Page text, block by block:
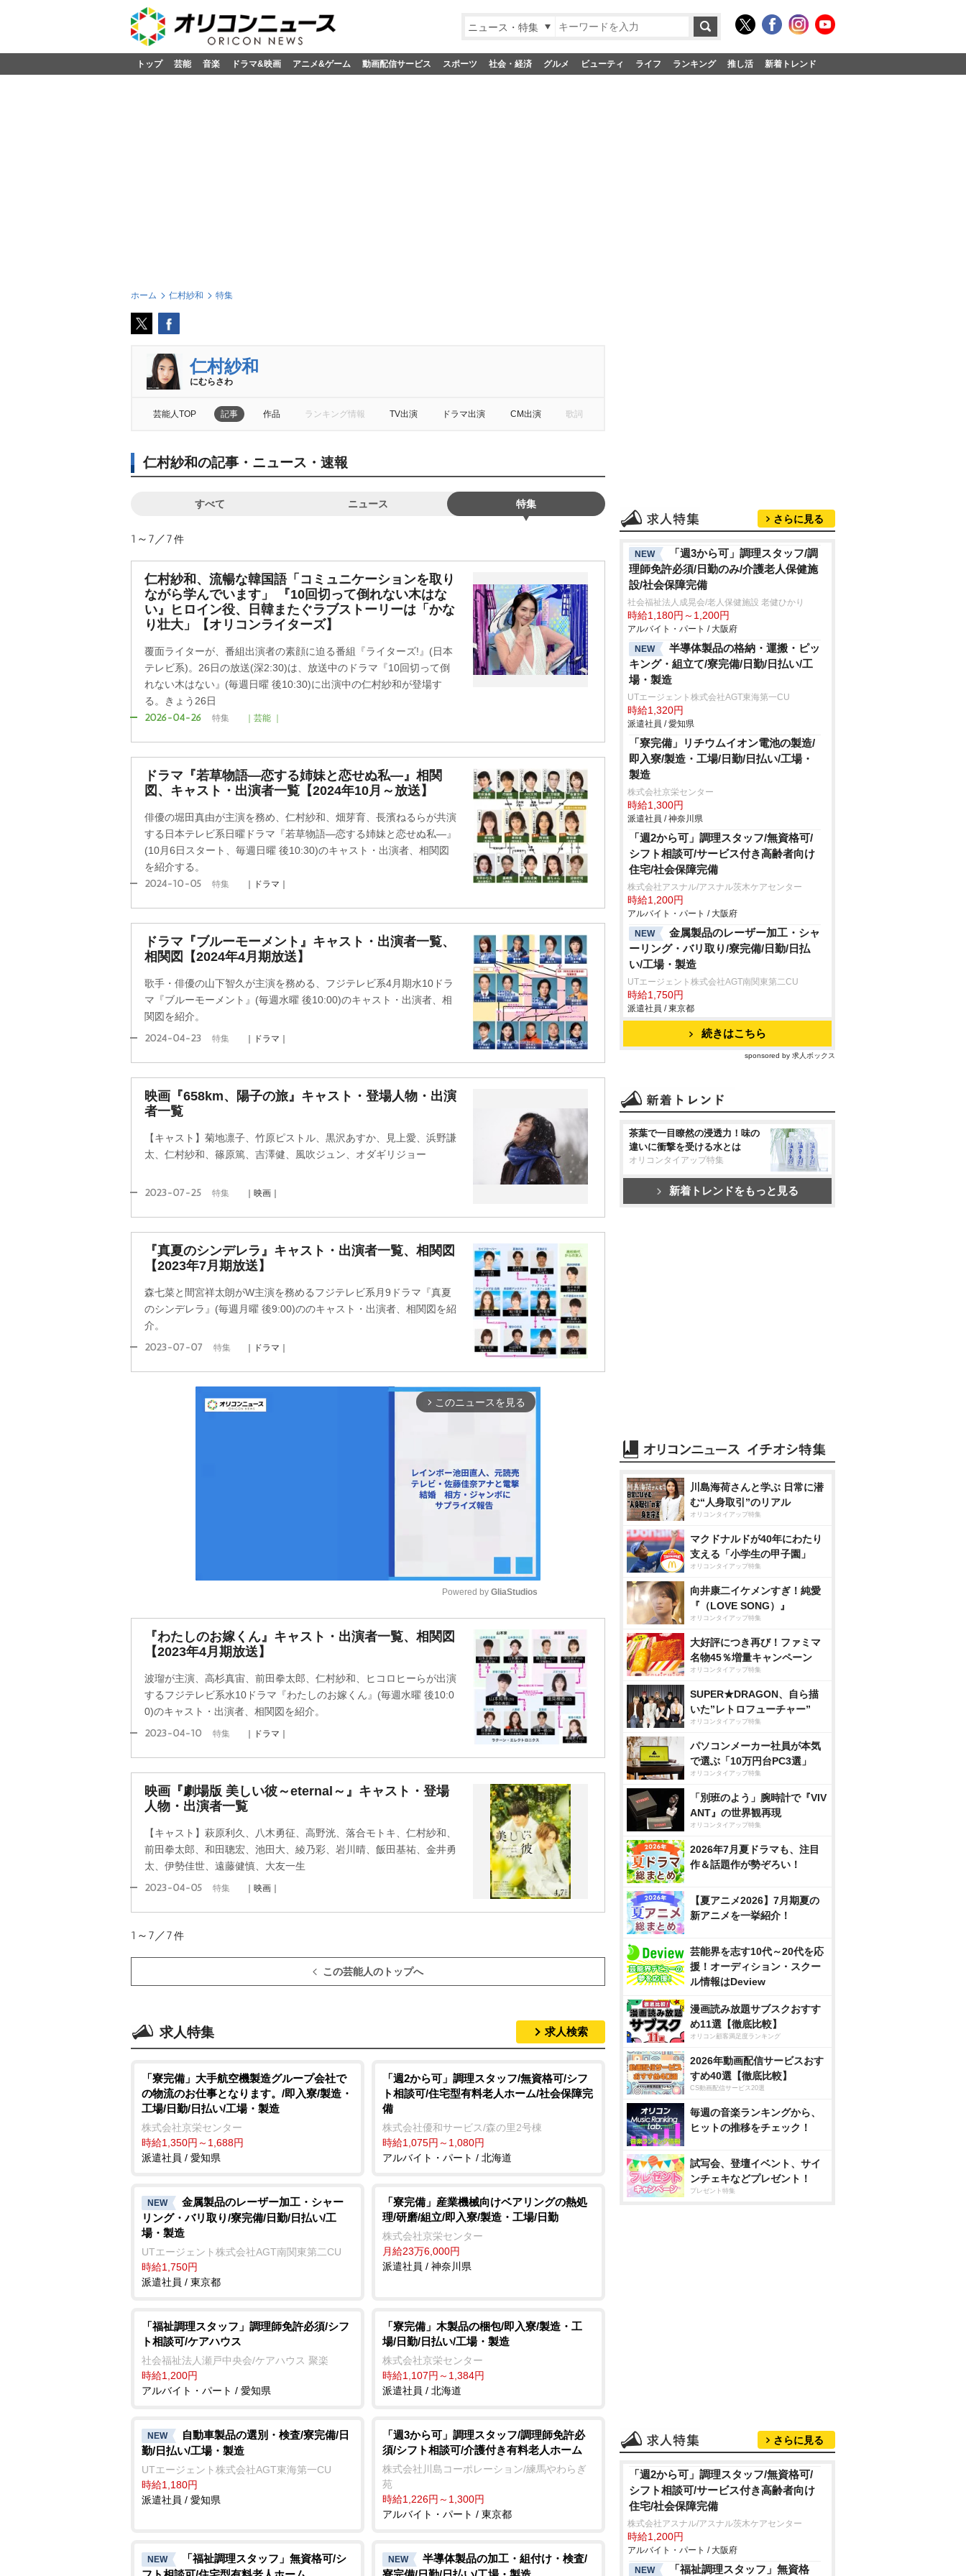
ニュース・特集
トップ 芸能 音楽 ドラマ&映画 アニメ&ゲーム 動画配信サービス スポーツ 社会・経済 グルメ ビューティ ライフ ランキング 推し活 新着トレンド
ホーム 仁村紗和 特集
仁村紗和
にむらさわ
芸能人TOP 記事 作品 ランキング情報 TV出演 ドラマ出演 CM出演 歌詞
仁村紗和の記事・ニュース・速報
すべて ニュース 特集
1～7／7件
仁村紗和、流暢な韓国語「コミュニケーションを取り
ながら学んでいます」 『10回切って倒れない木はな
い』ヒロイン役、日韓またぐラブストーリーは「かな
り壮大」【オリコンライターズ】
覆面ライターが、番組出演者の素顔に迫る番組『ライターズ!』(日本
テレビ系)。26日の放送(深2:30)は、放送中のドラマ『10回切って倒
れない木はない』(毎週日曜 後10:30)に出演中の仁村紗和が登場す
る。きょう26日
2026-04-26 特集 ｜芸能 ｜
ドラマ『若草物語―恋する姉妹と恋せぬ私―』相関
図、キャスト・出演者一覧【2024年10月～放送】
俳優の堀田真由が主演を務め、仁村紗和、畑芽育、長濱ねるらが共演
する日本テレビ系日曜ドラマ『若草物語―恋する姉妹と恋せぬ私―』
(10月6日スタート、毎週日曜 後10:30)のキャスト・出演者、相関図
を紹介する。
2024-10-05 特集 ｜ドラマ｜
ドラマ『ブルーモーメント』キャスト・出演者一覧、
相関図【2024年4月期放送】
歌手・俳優の山下智久が主演を務める、フジテレビ系4月期水10ドラ
マ『ブルーモーメント』(毎週水曜 後10:00)のキャスト・出演者、相
関図を紹介。
2024-04-23 特集 ｜ドラマ｜
映画『658km、陽子の旅』キャスト・登場人物・出演
者一覧
【キャスト】菊地凛子、竹原ピストル、黒沢あすか、見上愛、浜野謙
太、仁村紗和、篠原篤、吉澤健、風吹ジュン、オダギリジョー
2023-07-25 特集 ｜映画｜
『真夏のシンデレラ』キャスト・出演者一覧、相関図
【2023年7月期放送】
森七菜と間宮祥太朗がW主演を務めるフジテレビ系月9ドラマ『真夏
のシンデレラ』(毎週月曜 後9:00)ののキャスト・出演者、相関図を紹
介。
2023-07-07 特集 ｜ドラマ｜
arrow_forward_ios このニュースを見る
M
u
t
Powered by GliaStudios
『わたしのお嫁くん』キャスト・出演者一覧、相関図
【2023年4月期放送】
波瑠が主演、高杉真宙、前田拳太郎、仁村紗和、ヒコロヒーらが出演
するフジテレビ系水10ドラマ『わたしのお嫁くん』(毎週水曜 後10:0
0)のキャスト・出演者、相関図を紹介。
2023-04-10 特集 ｜ドラマ｜
映画『劇場版 美しい彼～eternal～』キャスト・登場
人物・出演者一覧
【キャスト】萩原利久、八木勇征、高野洸、落合モトキ、仁村紗和、
前田拳太郎、和田聰宏、池田大、綾乃彩、岩川晴、飯田基祐、金井勇
太、伊勢佳世、遠藤健慎、大友一生
2023-04-05 特集 ｜映画｜
1～7／7件
この芸能人のトップへ
求人特集 求人検索
「寮完備」大手航空機製造グループ会社で
の物流のお仕事となります。/即入寮/製造・
工場/日勤/日払い/工場・製造
株式会社京栄センター
時給1,350円～1,688円
派遣社員 / 愛知県
「週2から可」調理スタッフ/無資格可/シフ
ト相談可/住宅型有料老人ホーム/社会保障完
備
株式会社優和サービス/森の里2号棟
時給1,075円～1,080円
アルバイト・パート / 北海道
NEW
金属製品のレーザー加工・シャー
リング・バリ取り/寮完備/日勤/日払い/工
場・製造
UTエージェント株式会社AGT南関東第二CU
時給1,750円
派遣社員 / 東京都
「寮完備」産業機械向けベアリングの熱処
理/研磨/組立/即入寮/製造・工場/日勤
株式会社京栄センター
月給23万6,000円
派遣社員 / 神奈川県
「福祉調理スタッフ」調理師免許必須/シフ
ト相談可/ケアハウス
社会福祉法人瀬戸中央会/ケアハウス 聚楽
時給1,200円
アルバイト・パート / 愛知県
「寮完備」木製品の梱包/即入寮/製造・工
場/日勤/日払い/工場・製造
株式会社京栄センター
時給1,107円～1,384円
派遣社員 / 北海道
NEW
自動車製品の選別・検査/寮完備/日
勤/日払い/工場・製造
UTエージェント株式会社AGT東海第一CU
時給1,180円
派遣社員 / 愛知県
「週3から可」調理スタッフ/調理師免許必
須/シフト相談可/介護付き有料老人ホーム
株式会社川島コーポレーション/練馬やわらぎ
苑
時給1,226円～1,300円
アルバイト・パート / 東京都
NEW
「福祉調理スタッフ」無資格可/シ
NEW
半導体製品の加工・組付け・検査/
さらに見る
NEW
「週3から可」調理スタッフ/調
理師免許必須/日勤のみ/介護老人保健施
設/社会保障完備
社会福祉法人成晃会/老人保健施設 老健ひかり
時給1,180円～1,200円
アルバイト・パート / 大阪府
NEW
半導体製品の格納・運搬・ピッ
キング・組立て/寮完備/日勤/日払い/工
場・製造
UTエージェント株式会社AGT東海第一CU
時給1,320円
派遣社員 / 愛知県
「寮完備」リチウムイオン電池の製造/
即入寮/製造・工場/日勤/日払い/工場・
製造
株式会社京栄センター
時給1,300円
派遣社員 / 神奈川県
「週2から可」調理スタッフ/無資格可/
シフト相談可/サービス付き高齢者向け
住宅/社会保障完備
株式会社アスナル/アスナル茨木ケアセンター
時給1,200円
アルバイト・パート / 大阪府
NEW
金属製品のレーザー加工・シャ
ーリング・バリ取り/寮完備/日勤/日払
い/工場・製造
UTエージェント株式会社AGT南関東第二CU
時給1,750円
派遣社員 / 東京都
続きはこちら
sponsored by 求人ボックス
茶葉で一目瞭然の浸透力！味の
違いに衝撃を受ける水とは
オリコンタイアップ特集
新着トレンドをもっと見る
川島海荷さんと学ぶ 日常に潜
む“人身取引”のリアル
オリコンタイアップ特集
マクドナルドが40年にわたり
支える「小学生の甲子園」
オリコンタイアップ特集
向井康二イケメンすぎ！純愛
『（LOVE SONG）』
オリコンタイアップ特集
大好評につき再び！ファミマ
名物45％増量キャンペーン
オリコンタイアップ特集
SUPER★DRAGON、自ら描
いた”レトロフューチャー”
オリコンタイアップ特集
パソコンメーカー社員が本気
で選ぶ「10万円台PC3選」
オリコンタイアップ特集
「別班のよう」腕時計で『VIV
ANT』の世界観再現
オリコンタイアップ特集
2026年7月夏ドラマも、注目
作＆話題作が勢ぞろい！
【夏アニメ2026】7月期夏の
新アニメを一挙紹介！
芸能界を志す10代～20代を応
援！オーディション・スクー
ル情報はDeview
漫画読み放題サブスクおすす
め11選【徹底比較】
オリコン顧客満足度ランキング
2026年動画配信サービスおす
すめ40選【徹底比較】
CS動画配信サービス20選
毎週の音楽ランキングから、
ヒットの推移をチェック！
試写会、登壇イベント、サイ
ンチェキなどプレゼント！
プレゼント特集
さらに見る
「週2から可」調理スタッフ/無資格可/
シフト相談可/サービス付き高齢者向け
住宅/社会保障完備
株式会社アスナル/アスナル茨木ケアセンター
時給1,200円
アルバイト・パート / 大阪府
NEW
「福祉調理スタッフ」無資格